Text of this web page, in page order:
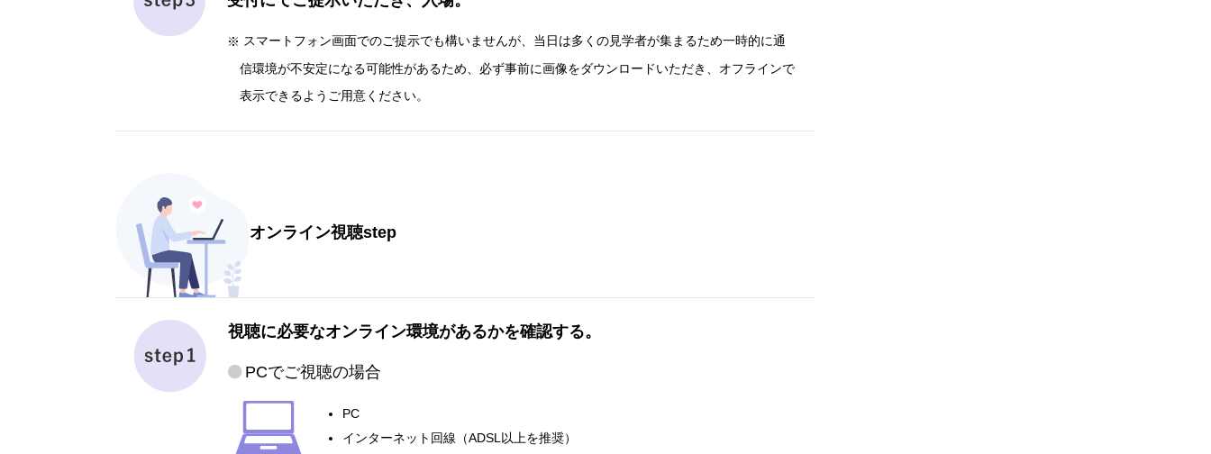
スマートフォン画面でのご提示でも構いませんが、当日は多くの見学者が集まるため一時的に通
信環境が不安定になる可能性があるため、必ず事前に画像をダウンロードいただき、オフラインで
表示できるようご用意ください。
オンライン視聴step
視聴に必要なオンライン環境があるかを確認する。
PCでご視聴の場合
PC
インターネット回線（ADSL以上を推奨）